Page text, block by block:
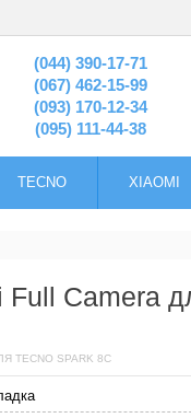
(044) 390-17-71
(067) 462-15-99
(093) 170-12-34
(095) 111-44-38
TECNO XIAOMI
Full Camera
TECNO SPARK 8C